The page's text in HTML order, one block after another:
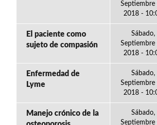
Septiembre
2018 -
El paciente como
sujeto de compasión
Sábado,
Septiembre
2018 -
Enfermedad de
Lyme
Sábado,
Septiembre
2018 -
Manejo crónico de la
Sábado,
Septiembre